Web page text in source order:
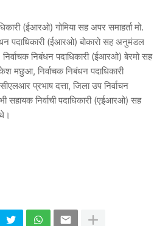
(ईआरओ) गोमिया सह अपर समाहर्ता मो.
पदाधिकारी (ईआरओ) बोकारो सह अनुमंडल
निर्वाचक निबंधन पदाधिकारी (ईआरओ) बेरमो सह
मछुआ, निर्वाचक निबंधन पदाधिकारी
प्रभाष दत्ता, जिला उप निर्वाचन
सहायक निर्वाची पदाधिकारी (एईआरओ) सह